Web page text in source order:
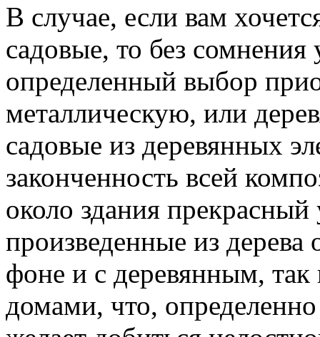
В случае, если вам
садовые, то без
определенный выбор
металлическую, или
садовые из деревянных
законченность всей
около здания
произведенные из
фоне и с деревянным,
домами, что,